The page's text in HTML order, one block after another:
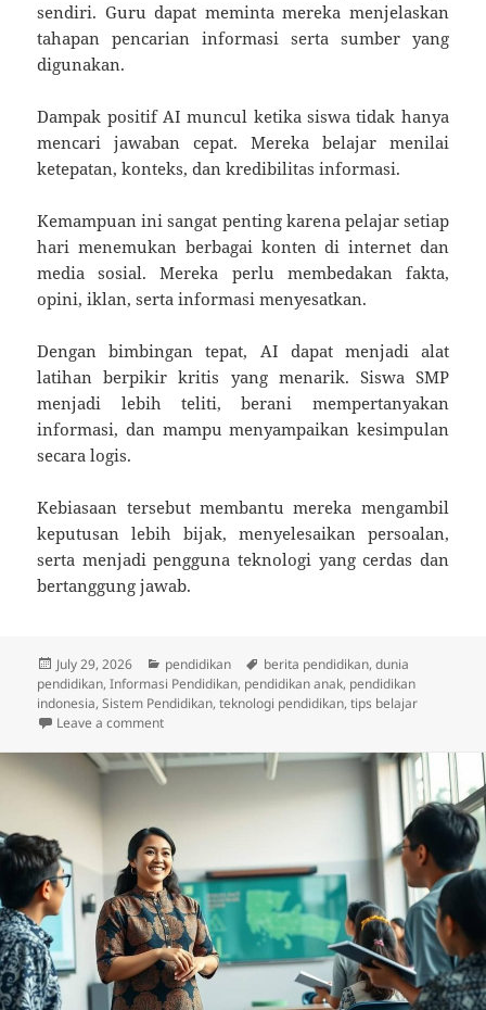
sendiri. Guru dapat meminta mereka menjelaskan
tahapan pencarian informasi serta sumber yang
digunakan.
Dampak positif AI muncul ketika siswa tidak hanya
mencari jawaban cepat. Mereka belajar menilai
ketepatan, konteks, dan kredibilitas informasi.
Kemampuan ini sangat penting karena pelajar setiap
hari menemukan berbagai konten di internet dan
media sosial. Mereka perlu membedakan fakta,
opini, iklan, serta informasi menyesatkan.
Dengan bimbingan tepat, AI dapat menjadi alat
latihan berpikir kritis yang menarik. Siswa SMP
menjadi lebih teliti, berani mempertanyakan
informasi, dan mampu menyampaikan kesimpulan
secara logis.
Kebiasaan tersebut membantu mereka mengambil
keputusan lebih bijak, menyelesaikan persoalan,
serta menjadi pengguna teknologi yang cerdas dan
bertanggung jawab.
Posted
on
July 29, 2026 Categories
pendidikan Tags
berita pendidikan,dunia
pendidikan,Informasi Pendidikan, pendidikan anak, pendidikan
indonesia,Sistem Pendidikan,teknologi pendidikan,tips belajar
Leave a commenton AI Meningkatkan Kemampuan Berpikir Kritis